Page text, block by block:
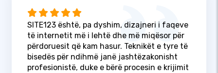
SITE123 është, pa dyshim, dizajneri i faqeve
të internetit më i lehtë dhe më miqësor për
përdoruesit që kam hasur. Teknikët e tyre të
bisedës për ndihmë janë jashtëzakonisht
profesionistë, duke e bërë procesin e krijimit